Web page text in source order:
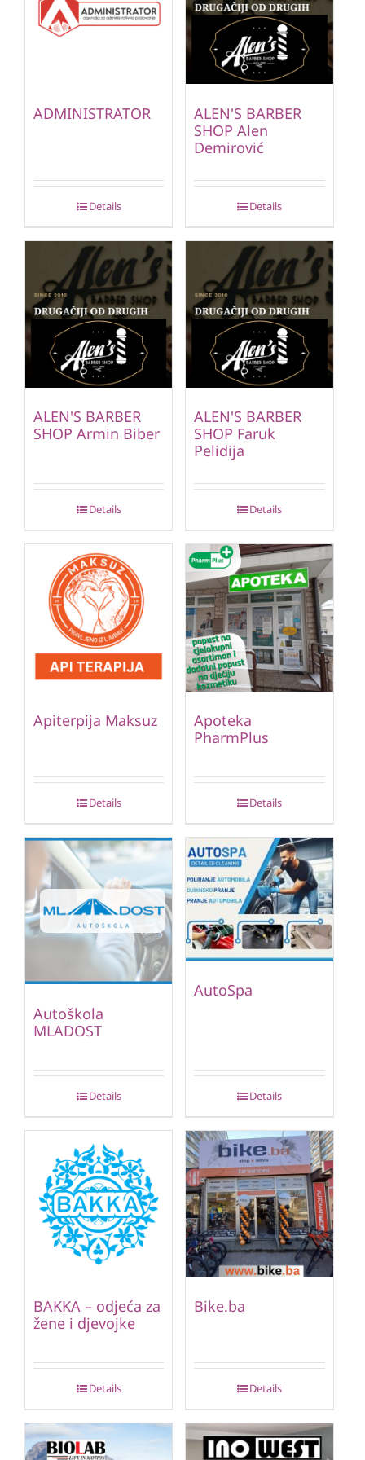
ADMINISTRATOR
Details
ALEN'S BARBER
SHOP Alen
Demirović
Details
ALEN'S BARBER
SHOP Armin Biber
Details
ALEN'S BARBER
SHOP Faruk
Pelidija
Details
Apiterpija Maksuz
Details
Apoteka
PharmPlus
Details
Autoškola
MLADOST
Details
AutoSpa
Details
BAKKA – odjeća za
žene i djevojke
Details
Bike.ba
Details